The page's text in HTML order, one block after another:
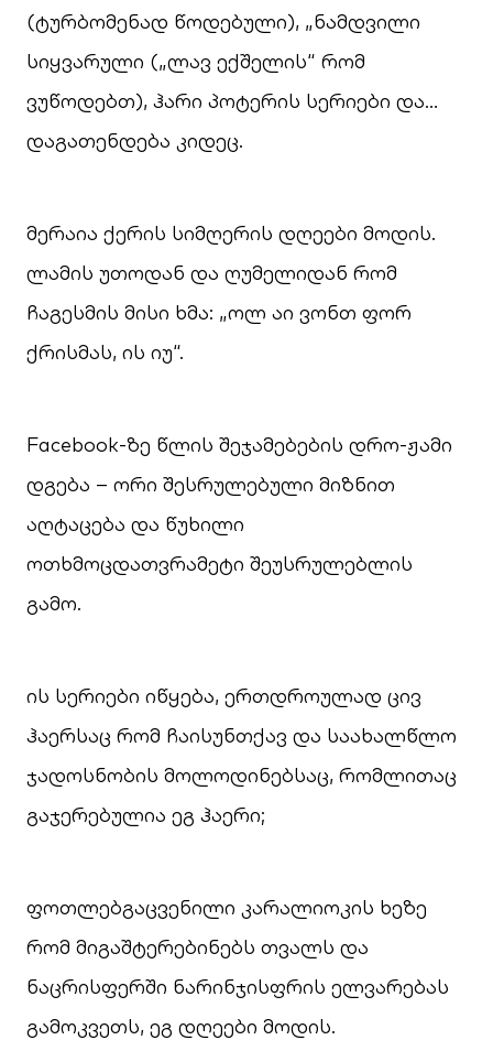
(ტურბომენად წოდებული), „ნამდვილი
სიყვარული („ლავ ექშელის“ რომ
ვუწოდებთ), ჰარი პოტერის სერიები და…
დაგათენდება კიდეც.
მერაია ქერის სიმღერის დღეები მოდის.
ლამის უთოდან და ღუმელიდან რომ
ჩაგესმის მისი ხმა: „ოლ აი ვონთ ფორ
ქრისმას, ის იუ“.
Facebook-ზე წლის შეჯამებების დრო-ჟამი
დგება – ორი შესრულებული მიზნით
აღტაცება და წუხილი
ოთხმოცდათვრამეტი შეუსრულებლის
გამო.
ის სერიები იწყება, ერთდროულად ცივ
ჰაერსაც რომ ჩაისუნთქავ და საახალწლო
ჯადოსნობის მოლოდინებსაც, რომლითაც
გაჯერებულია ეგ ჰაერი;
ფოთლებგაცვენილი კარალიოკის ხეზე
რომ მიგაშტერებინებს თვალს და
ნაცრისფერში ნარინჯისფრის ელვარებას
გამოკვეთს, ეგ დღეები მოდის.